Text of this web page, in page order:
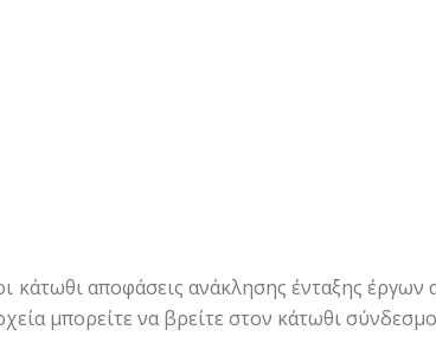
κάτωθι αποφάσεις ανάκλησης ένταξης
μπορείτε να βρείτε στον κάτωθι